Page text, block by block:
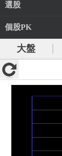
選股
個股PK
大盤